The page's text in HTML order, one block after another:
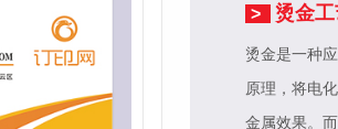
> 烫金
烫金是一种
原理，将电
金属效果。